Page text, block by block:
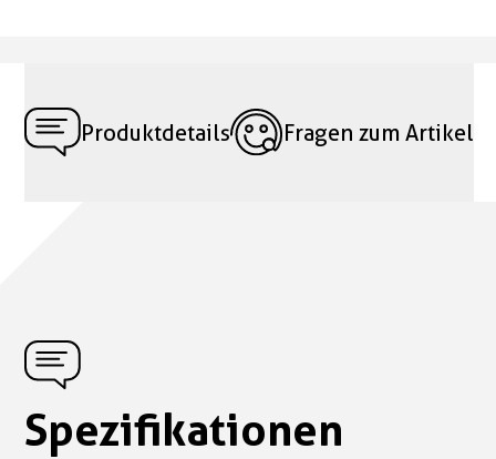
Produktdetails Fragen zum Artikel
Spezifikationen